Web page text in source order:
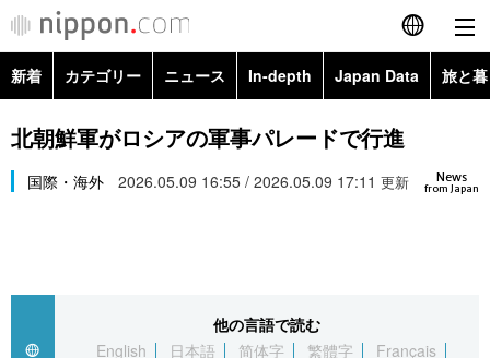
English
简体字
繁體字
新着 カテゴリー ニュース In-depth Japan Data 旅と
政治・外交
経済・ビジネス
社会
文化
Topics
Images
お知らせ
北朝鮮軍がロシアの軍事パレードで行進
News
from Japan
国際・海外 2026.05.09 16:55 / 2026.05.09 17:11 更新
他の言語で読む
English
日本語 简体字 繁體字
Français